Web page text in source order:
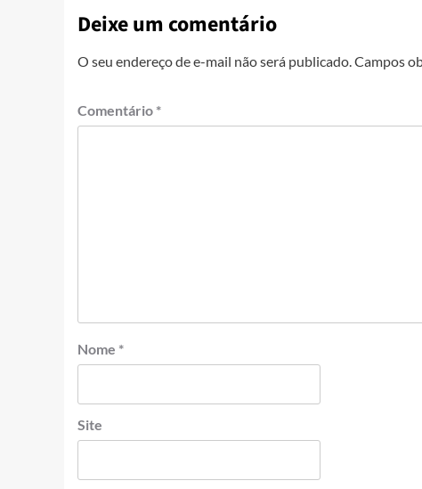
Deixe um comentário
O seu endereço de e-mail não será publicado.Campos
Comentário *
Nome *
Site